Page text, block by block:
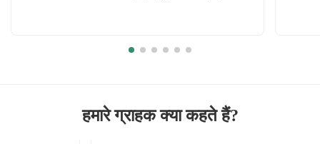
हमारे ग्राहक क्या कहते हैं?